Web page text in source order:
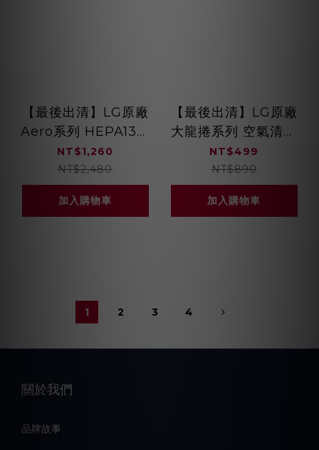
【最後出清】LG原廠
Aero系列 HEPA13三
合一高效濾網
ADQ74834387
NT$1,260
NT$2,480
加入購物車
【最後出清】LG原廠
大龍捲系列 空氣清淨
機 三重高效率濾網
MDJ64044712
NT$499
NT$890
加入購物車
1 2 3 4
關於我們
品牌故事